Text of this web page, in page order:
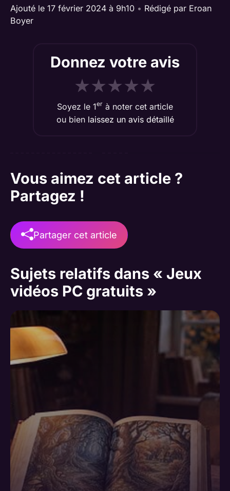
Ajouté le 17 février 2024 à 9h10 • Rédigé par Eroan
Boyer
Donnez votre avis
★★★★★
Soyez le 1er à noter cet article
ou bien laissez un avis détaillé
Vous aimez cet article ?
Partagez !
Partager cet article
Sujets relatifs dans « Jeux
vidéos PC gratuits »